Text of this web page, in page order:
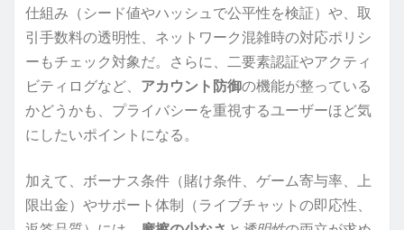
仕組み（シード値やハッシュで公平性を検証）や、取
引手数料の透明性、ネットワーク混雑時の対応ポリシ
ーもチェック対象だ。さらに、二要素認証やアクティ
ビティログなど、 アカウント防御の機能が整っている
かどうかも、プライバシーを重視するユーザーほど気
にしたいポイントになる。
加えて、ボーナス条件（賭け条件、ゲーム寄与率、上
限出金）やサポート体制（ライブチャットの即応性、